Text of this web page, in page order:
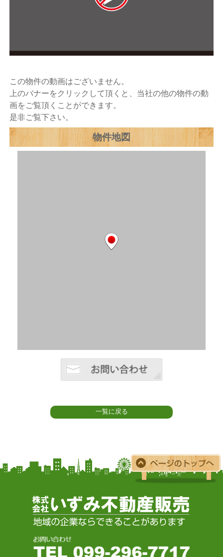
この物件の動画はございません。
上のバナーをクリックして頂くと、当社の他の物件の動
画をご覧頂くことができます。
是非ご覧下さい。
物件地図
一覧に戻る